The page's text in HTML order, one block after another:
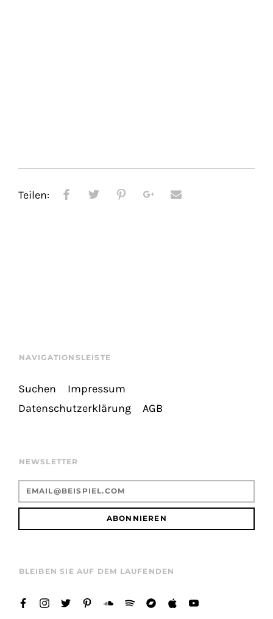
Teilen:
NAVIGATIONSLEISTE
Suchen
Impressum
Datenschutzerklärung
AGB
NEWSLETTER
ABONNIEREN
BLEIBEN SIE AUF DEM LAUFENDEN